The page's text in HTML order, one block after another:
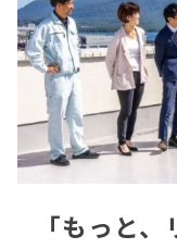
「もっと